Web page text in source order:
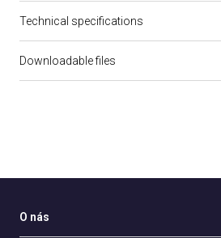
Technical specifications
Downloadable files
O nás